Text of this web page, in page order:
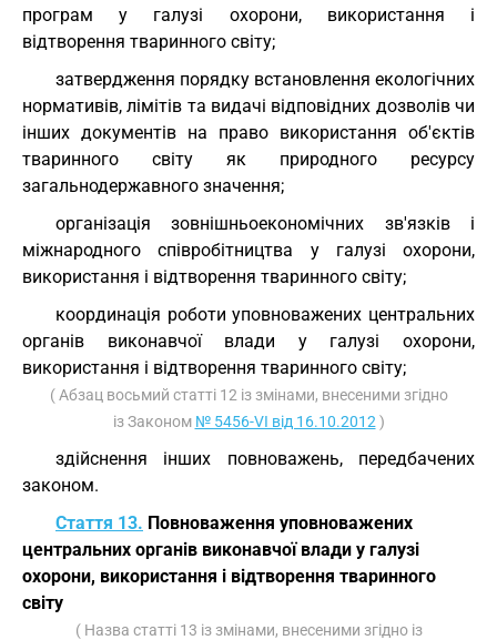
програм у галузі охорони, використання і
відтворення тваринного світу;
затвердження порядку встановлення екологічних
нормативів, лімітів та видачі відповідних дозволів чи
інших документів на право використання об'єктів
тваринного світу як природного ресурсу
загальнодержавного значення;
організація зовнішньоекономічних зв'язків і
міжнародного співробітництва у галузі охорони,
використання і відтворення тваринного світу;
координація роботи уповноважених центральних
органів виконавчої влади у галузі охорони,
використання і відтворення тваринного світу;
( Абзац восьмий статті 12 із змінами, внесеними згідно
із Законом № 5456-VI від 16.10.2012 )
здійснення інших повноважень, передбачених
законом.
Стаття 13. Повноваження уповноважених
центральних органів виконавчої влади у галузі
охорони, використання і відтворення тваринного
світу
( Назва статті 13 із змінами, внесеними згідно із